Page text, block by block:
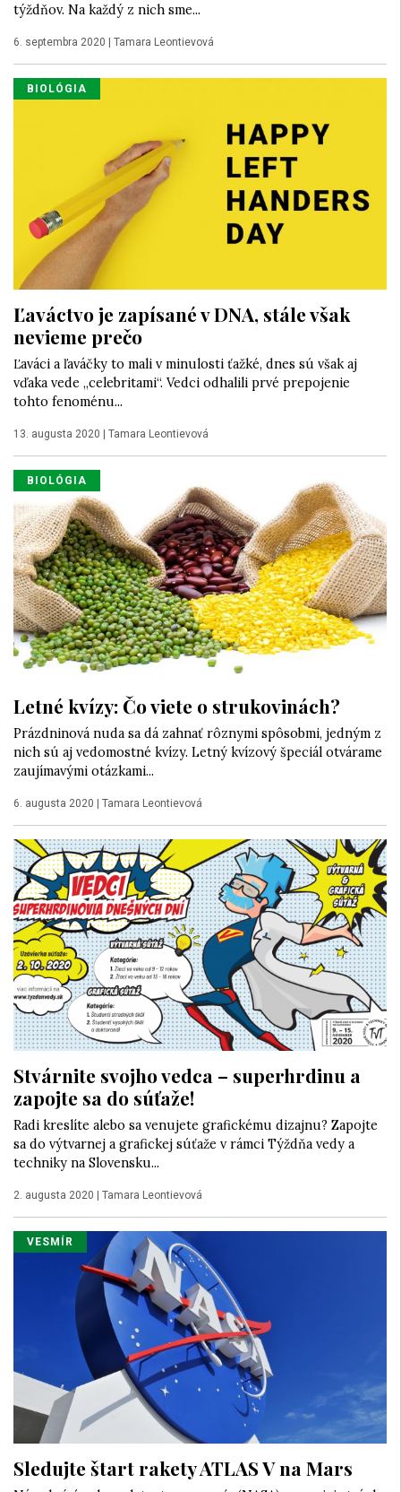
týždňov. Na každý z nich sme...
6. septembra 2020 | Tamara Leontievová
BIOLÓGIA
Ľaváctvo je zapísané v DNA, stále však
nevieme prečo
Ľaváci a ľaváčky to mali v minulosti ťažké, dnes sú však aj
vďaka vede „celebritami“. Vedci odhalili prvé prepojenie
tohto fenoménu...
13. augusta 2020 | Tamara Leontievová
BIOLÓGIA
Letné kvízy: Čo viete o strukovinách?
Prázdninová nuda sa dá zahnať rôznymi spôsobmi, jedným z
nich sú aj vedomostné kvízy. Letný kvízový špeciál otvárame
zaujímavými otázkami...
6. augusta 2020 Tamara Leontievová
Stvárnite svojho vedca – superhrdinu a
zapojte sa do súťaže!
Radi kreslíte alebo sa venujete grafickému dizajnu? Zapojte
sa do výtvarnej a grafickej súťaže v rámci Týždňa vedy a
techniky na Slovensku...
2. augusta 2020 Tamara Leontievová
VESMÍR
Sledujte štart rakety ATLAS V na Mars